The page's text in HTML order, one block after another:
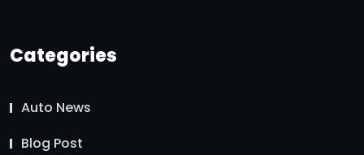
Categories
Auto News
Blog Post